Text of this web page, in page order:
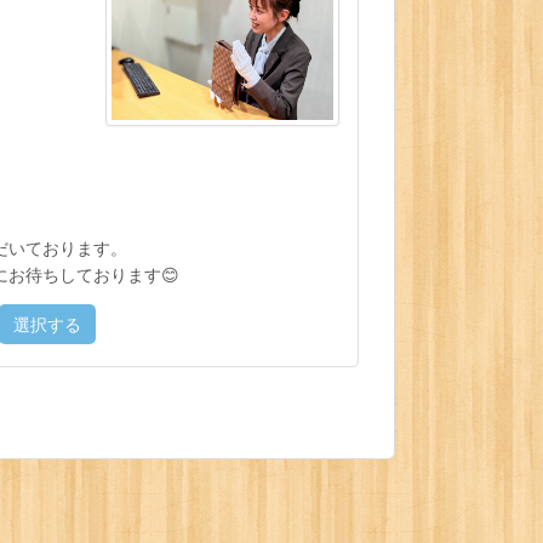
ております。
お待ちしております😊
選択する